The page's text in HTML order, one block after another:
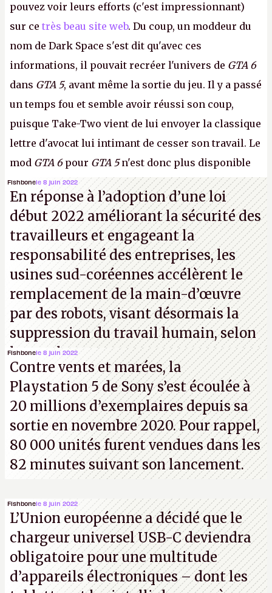
pouvez voir leurs efforts (c'est impressionnant)
sur ce très beau site web. Du coup, un moddeur du
nom de Dark Space s'est dit qu'avec ces
informations, il pouvait recréer l'univers de GTA 6
dans GTA 5, avant même la sortie du jeu. Il y a passé
un temps fou et semble avoir réussi son coup,
puisque Take-Two vient de lui envoyer la classique
lettre d'avocat lui intimant de cesser son travail. Le
mod GTA 6pour GTA 5n'est donc plus disponible
au téléchargement. Vous pouvez encore en voir
quelques bribes surcette vidéo YouTube.A.
Fishbonele 8 juin 2022
En réponse à l’adoption d’une loi
début 2022 améliorant la sécurité des
travailleurs et engageant la
responsabilité des entreprises, les
usines sud-coréennes accélèrent le
remplacement de la main-d’œuvre
par des robots, visant désormais la
suppression du travail humain, selon
les analystes.
Fishbonele 8 juin 2022
Contre vents et marées, la
Playstation 5 de Sony s’est écoulée à
20 millions d’exemplaires depuis sa
sortie en novembre 2020. Pour rappel,
80 000 unités furent vendues dans les
82 minutes suivant son lancement.
Fishbonele 8 juin 2022
L’Union européenne a décidé que le
chargeur universel USB-C deviendra
obligatoire pour une multitude
d’appareils électroniques – dont les